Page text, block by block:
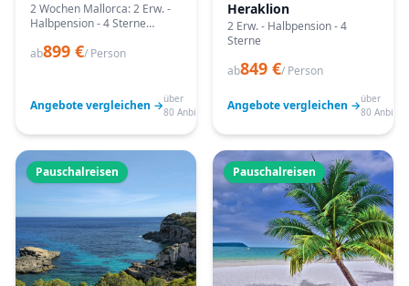
2 Wochen Mallorca: 2 Erw. -
Halbpension - 4 Sterne
passende Termine prüfen
ab899 €/ Person
Angebote vergleichen →über
80 Anbieter
Heraklion
2 Erw. - Halbpension - 4
Sterne
ab849 €/ Person
Angebote vergleichen →über
80
Pauschalreisen Pauschalreisen